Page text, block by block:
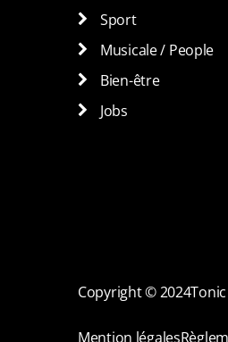
Sport
Musicale / People
Bien-être
Jobs
Copyright © 2024
Mention légales